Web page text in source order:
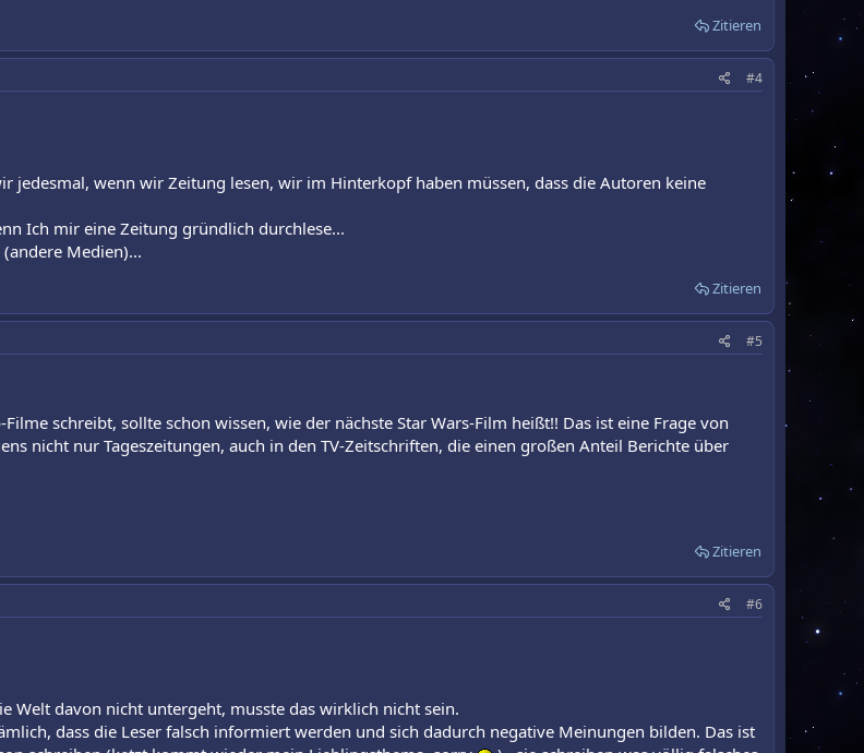
Zitieren
#4
jedesmal, wenn wir Zeitung lesen, wir im Hinterkopf haben müssen, dass die Autoren keine
Ich mir eine Zeitung gründlich durchlese...
Medien)...
Zitieren
#5
schreibt, sollte schon wissen, wie der nächste Star Wars-Film heißt!! Das ist eine Frage von
nicht nur Tageszeitungen, auch in den TV-Zeitschriften, die einen großen Anteil Berichte über
Zitieren
#6
Welt davon nicht untergeht, musste das wirklich nicht sein.
dass die Leser falsch informiert werden und sich dadurch negative Meinungen bilden. Das ist